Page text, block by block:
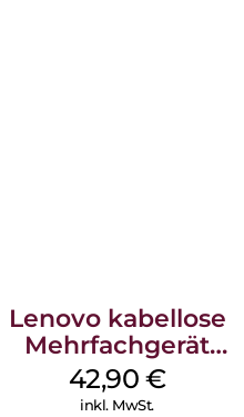
Lenovo kabellose
Mehrfachgerät
Luna Grey
42,90 €
inkl. MwSt.